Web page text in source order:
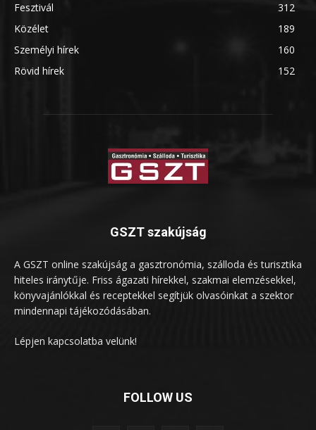
Fesztivál
312
Közélet
189
Személyi hírek
160
Rövid hírek
152
GSZT szakújság
A GSZT online szakújság a gasztronómia, szálloda és turisztika
hiteles iránytűje. Friss ágazati hírekkel, szakmai elemzésekkel,
könyvajánlókkal és receptekkel segítjük olvasóinkat a szektor
mindennapi tájékozódásában.
Lépjen kapcsolatba velünk!
FOLLOW US